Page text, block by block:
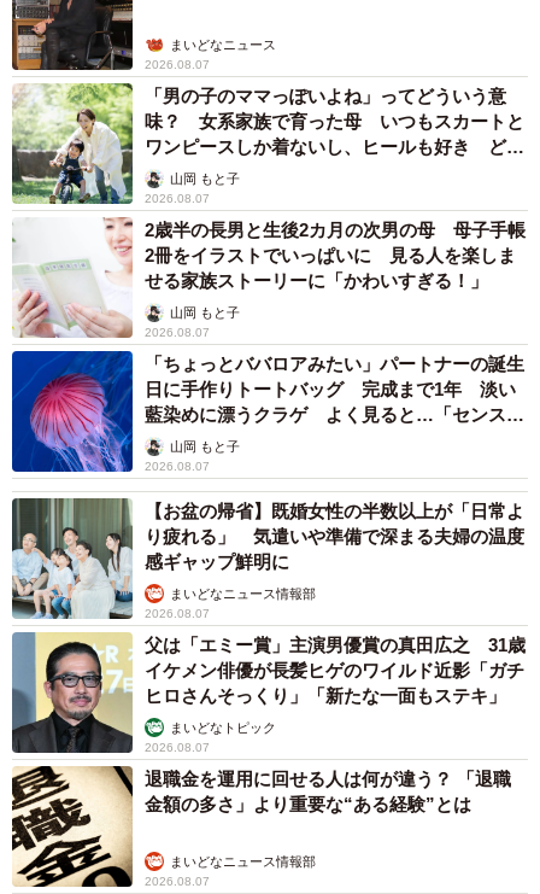
3/5
西予市内で食べたという冷麺 ※ねぎ子さん提供
「出会ったみなさんは地元愛溢れる人たちばかりで、おす
すめのお店など教えてもらい、満喫することができまし
た」（ねぎ子さん）
■ねぎ子さんのX（旧Twitter）はこちら
→
https://x.com/oosk_hkt
■一般社団法人西予市観光物産協会のホームページ「せいよ
じかん」はこちら
→ https://seiyojikan.jp/
まいどなニュース
2026.08.07
「男の子のママっぽいよね」ってどういう意
味？ 女系家族で育った母 いつもスカートと
ワンピースしか着ないし、ヒールも好き どの
へんが…
山岡 もと子
2026.08.07
2歳半の長男と生後2カ月の次男の母 母子手帳
2冊をイラストでいっぱいに 見る人を楽しま
せる家族ストーリーに「かわいすぎる！」
山岡 もと子
2026.08.07
「ちょっとババロアみたい」パートナーの誕生
日に手作りトートバッグ 完成まで1年 淡い
藍染めに漂うクラゲ よく見ると…「センスす
ごい」山岡 もと子
2026.08.07
【お盆の帰省】既婚女性の半数以上が「日常よ
り疲れる」 気遣いや準備で深まる夫婦の温度
感ギャップ鮮明に
まいどなニュース情報部
2026.08.07
父は「エミー賞」主演男優賞の真田広之 31歳
イケメン俳優が長髪ヒゲのワイルド近影「ガチ
ヒロさんそっくり」「新たな一面もステキ」
まいどなトピック
2026.08.07
退職金を運用に回せる人は何が違う？ 「退職
金額の多さ」より重要な“ある経験”とは
まいどなニュース情報部
2026.08.07